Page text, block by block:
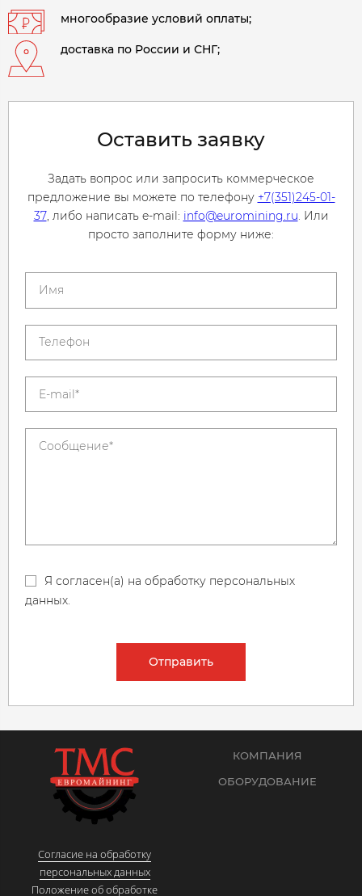
многообразие условий оплаты;
доставка по России и СНГ;
Оставить заявку
Задать вопрос или запросить коммерческое
предложение вы можете по телефону +7(351)245-01-
37, либо написать e-mail: info@euromining.ru. Или
просто заполните форму ниже:
Я согласен(а) на обработку персональных
данных.
Отправить
Согласие на обработку
персональных данных
Положение об обработке
КОМПАНИЯ
ОБОРУДОВАНИЕ